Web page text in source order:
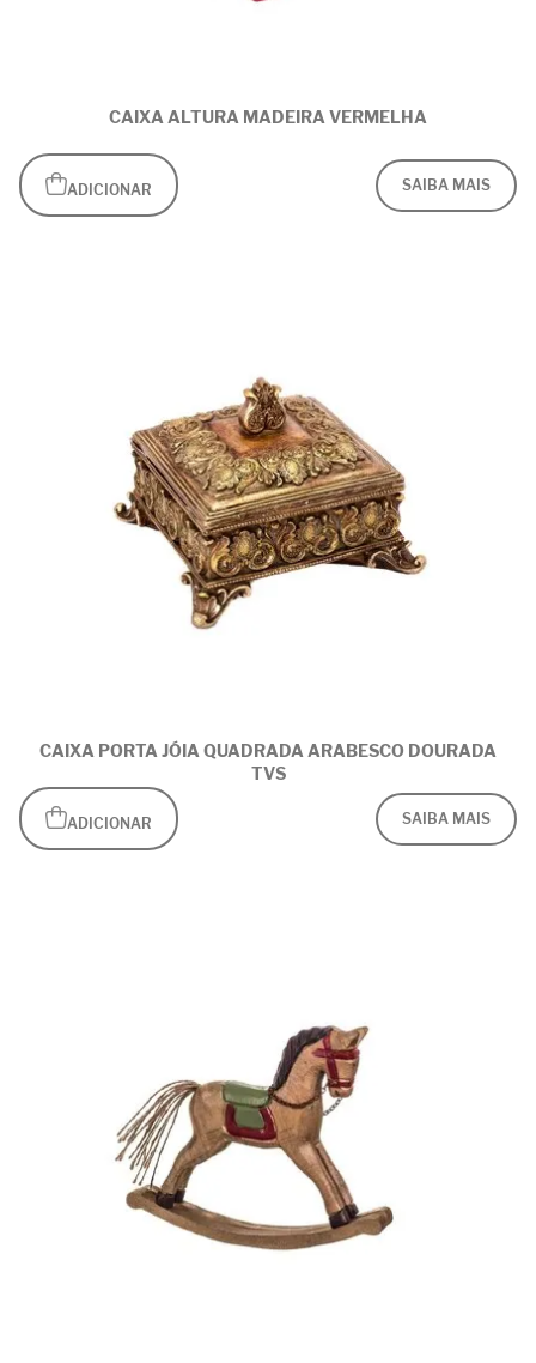
CAIXA ALTURA MADEIRA VERMELHA
ADICIONAR SAIBA MAIS
CAIXA PORTA JÓIA QUADRADA ARABESCO DOURADA
TVS
ADICIONAR SAIBA MAIS